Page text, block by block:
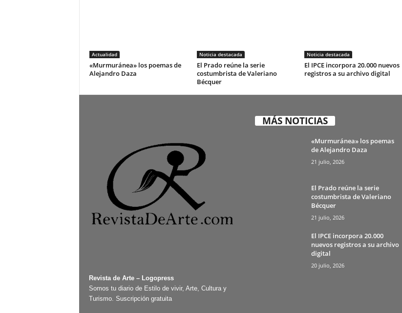
Actualidad
«Murmuránea» los poemas de
Alejandro Daza
Noticia destacada
El Prado reúne la serie
costumbrista de Valeriano
Bécquer
Noticia destacada
El IPCE incorpora 20.000 nuevos
registros a su archivo digital
Revista de Arte – Logopress
Somos tu diario de Estilo de vivir, Arte, Cultura y
Turismo. Suscripción gratuita
MÁS NOTICIAS
«Murmuránea» los poemas
de Alejandro Daza
21 julio, 2026
El Prado reúne la serie
costumbrista de Valeriano
Bécquer
21 julio, 2026
El IPCE incorpora 20.000
nuevos registros a su archivo
digital
20 julio, 2026